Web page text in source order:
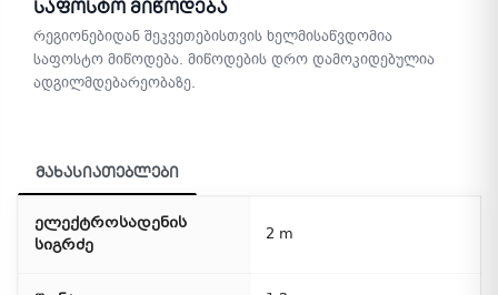
Საფოსტო Მიწოდება
რეგიონებიდან შეკვეთებისთვის ხელმისაწვდომია
საფოსტო მიწოდება. მიწოდების დრო დამოკიდებულია
ადგილმდებარეობაზე.
მახასიათებლები
ელექტროსადენის
სიგრძე
2 m